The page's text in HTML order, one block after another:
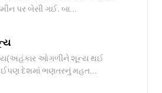
પર બેસી ગઈ. બા...
ઓગળીને શૂન્ય થઈ
દેશમાં ભણતરનું મહત...